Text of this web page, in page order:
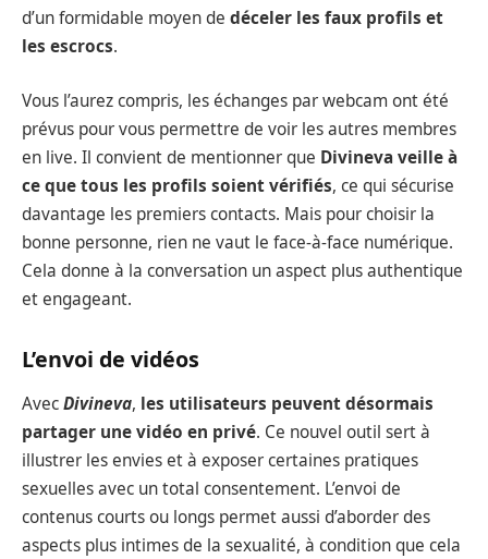
d’un formidable moyen de déceler les faux profils et
les escrocs.
Vous l’aurez compris, les échanges par webcam ont été
prévus pour vous permettre de voir les autres membres
en live. Il convient de mentionner que Divineva veille à
ce que tous les profils soient vérifiés, ce qui sécurise
davantage les premiers contacts. Mais pour choisir la
bonne personne, rien ne vaut le face-à-face numérique.
Cela donne à la conversation un aspect plus authentique
et engageant.
L’envoi de vidéos
AvecDivineva, les utilisateurs peuvent désormais
partager une vidéo en privé. Ce nouvel outil sert à
illustrer les envies et à exposer certaines pratiques
sexuelles avec un total consentement. L’envoi de
contenus courts ou longs permet aussi d’aborder des
aspects plus intimes de la sexualité, à condition que cela